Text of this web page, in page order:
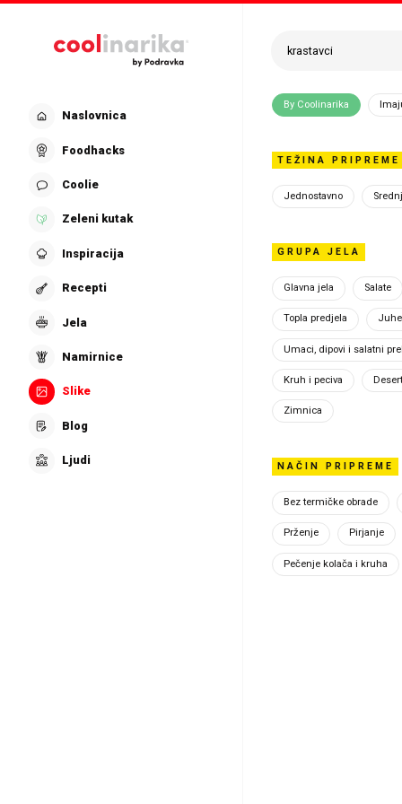
Naslovnica
Foodhacks
Coolie
Zeleni kutak
Inspiracija
Recepti
Jela
Namirnice
Slike
Blog
Ljudi
SLIKE
Slike
Pretraži recepte
By Coolinarika
TEŽINA PRIPREME
Jednostavno
GRUPA JELA
Glavna jela Salate
Topla predjela Juhe
Umaci, dipovi i salatni
Kruh i peciva
Zimnica
NAČIN PRIPREME
Bez termičke obrade
Prženje Pirjanje
Pečenje kolača i kruha